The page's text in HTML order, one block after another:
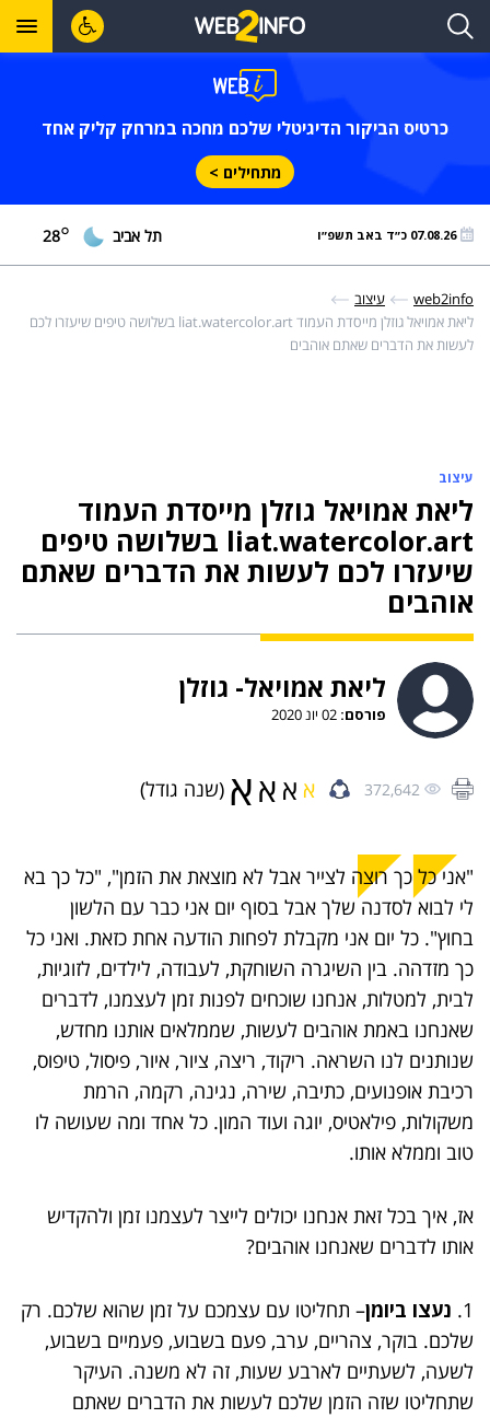
כרטיס הביקור הדיגיטלי שלכם מחכה במרחק קליק אחד
מתחילים >
07.08.26 כ״ד באב תשפ״ו תל אביב 28°
web2info
עיצוב
ליאת אמויאל גוזלן מייסדת העמוד liat.watercolor.art בשלושה טיפים שיעזרו לכם
לעשות את הדברים שאתם אוהבים
עיצוב
ליאת אמויאל גוזלן מייסדת העמוד
liat.watercolor.art בשלושה טיפים
שיעזרו לכם לעשות את הדברים שאתם
אוהבים
ליאת אמויאל- גוזלן
פורסם:
372,642 א א אא (שנה גודל)
"אני כל כך רוצה לצייר אבל לא מוצאת את הזמן", "כל כך בא
לי לבוא לסדנה שלך אבל בסוף יום אני כבר עם הלשון
בחוץ". כל יום אני מקבלת לפחות הודעה אחת כזאת. ואני כל
כך מזדהה. בין השיגרה השוחקת, לעבודה, לילדים, לזוגיות,
לבית, למטלות, אנחנו שוכחים לפנות זמן לעצמנו, לדברים
שאנחנו באמת אוהבים לעשות, שממלאים אותנו מחדש,
שנותנים לנו השראה. ריקוד, ריצה, ציור, איור, פיסול, טיפוס,
רכיבת אופנועים, כתיבה, שירה, נגינה, רקמה, הרמת
משקולות, פילאטיס, יוגה ועוד המון. כל אחד ומה שעושה לו
טוב וממלא אותו.
אז, איך בכל זאת אנחנו יכולים לייצר לעצמנו זמן ולהקדיש
אותו לדברים שאנחנו אוהבים?
1. נעצו ביומן– תחליטו עם עצמכם על זמן שהוא שלכם. רק
שלכם. בוקר, צהריים, ערב, פעם בשבוע, פעמיים בשבוע,
לשעה, לשעתיים לארבע שעות, זה לא משנה. העיקר
שתחליטו שזה הזמן שלכם לעשות את הדברים שאתם